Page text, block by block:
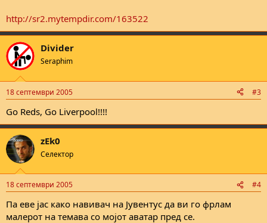
http://sr2.mytempdir.com/163522
Divider
Seraphim
18 септември 2005 #3
Go Reds, Go Liverpool!!!!
zEk0
Селектор
18 септември 2005 #4
Па еве јас како навивач на Јувентус да ви го фрлам
малерот на темава со мојот аватар пред се.